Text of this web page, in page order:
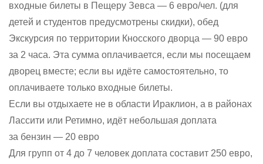
входные билеты в Пещеру Зевса — 6 евро/чел. (для
детей и студентов предусмотрены скидки), обед
Экскурсия по территории Кносского дворца — 90 евро
за 2 часа. Эта сумма оплачивается, если мы посещаем
дворец вместе; если вы идёте самостоятельно, то
оплачиваете только входные билеты.
Если вы отдыхаете не в области Ираклион, а в районах
Лассити или Ретимно, идёт небольшая доплата
за бензин — 20 евро
Для групп от 4 до 7 человек доплата составит 250 евро,